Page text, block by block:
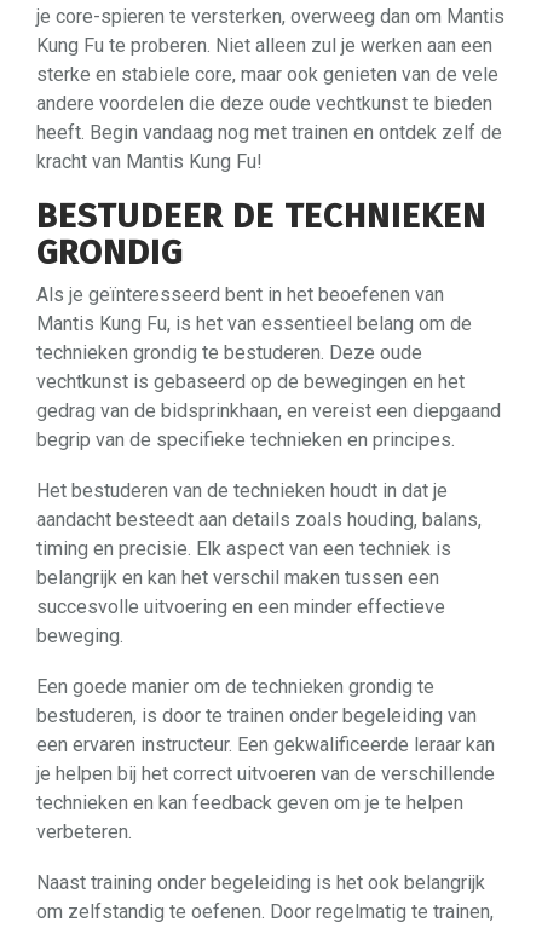
je core-spieren te versterken, overweeg dan om Mantis
Kung Fu te proberen. Niet alleen zul je werken aan een
sterke en stabiele core, maar ook genieten van de vele
andere voordelen die deze oude vechtkunst te bieden
heeft. Begin vandaag nog met trainen en ontdek zelf de
kracht van Mantis Kung Fu!
BESTUDEER DE TECHNIEKEN
GRONDIG
Als je geïnteresseerd bent in het beoefenen van
Mantis Kung Fu, is het van essentieel belang om de
technieken grondig te bestuderen. Deze oude
vechtkunst is gebaseerd op de bewegingen en het
gedrag van de bidsprinkhaan, en vereist een diepgaand
begrip van de specifieke technieken en principes.
Het bestuderen van de technieken houdt in dat je
aandacht besteedt aan details zoals houding, balans,
timing en precisie. Elk aspect van een techniek is
belangrijk en kan het verschil maken tussen een
succesvolle uitvoering en een minder effectieve
beweging.
Een goede manier om de technieken grondig te
bestuderen, is door te trainen onder begeleiding van
een ervaren instructeur. Een gekwalificeerde leraar kan
je helpen bij het correct uitvoeren van de verschillende
technieken en kan feedback geven om je te helpen
verbeteren.
Naast training onder begeleiding is het ook belangrijk
om zelfstandig te oefenen. Door regelmatig te trainen,